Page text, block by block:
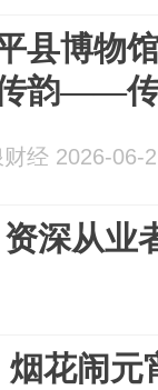
县博物
韵——传
财经 2026-06-
深从业
烟花闹元